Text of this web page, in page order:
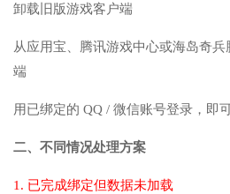
卸载旧版游戏客户端
从应用宝、腾讯游戏中心或海岛奇
端
用已绑定的 QQ / 微信账号登录，即
二、不同情况处理方案
1. 已完成绑定但数据未加载